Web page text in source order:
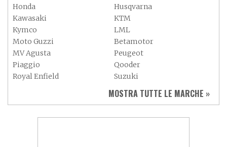
Honda
Husqvarna
Kawasaki
KTM
Kymco
LML
Moto Guzzi
Betamotor
MV Agusta
Peugeot
Piaggio
Qooder
Royal Enfield
Suzuki
Yamaha
MOSTRA TUTTE LE MARCHE »